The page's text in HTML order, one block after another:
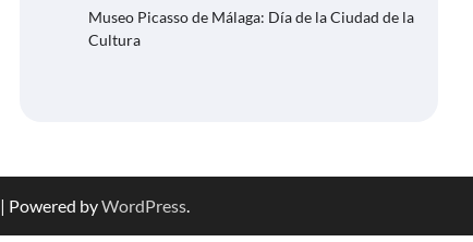
Museo Picasso de Málaga: Día de la Ciudad de la
Cultura
| Powered byWordPress.